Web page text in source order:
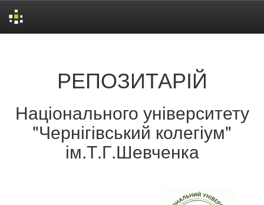
РЕПОЗИТАРІЙ
Національного університету
"Чернігівський колегіум"
ім.Т.Г.Шевченка